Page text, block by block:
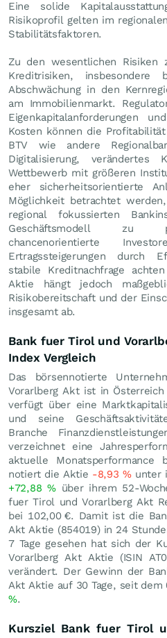
Eine solide
Risikoprofil gelten im
Stabilitätsfaktoren.
Zu den wesentlichen Risiken
Kreditrisiken, insbesondere
Abschwächung in den
am Immobilienmarkt.
Eigenkapitalanforderungen
Kosten können die
BTV wie andere
Digitalisierung, verändertes
Wettbewerb mit größeren
eher sicherheitsorientierte
Möglichkeit betrachtet
regional fokussierten
Geschäftsmodell zu
chancenorientierte
Ertragssteigerungen durch
stabile Kreditnachfrage
Aktie hängt jedoch
Risikobereitschaft und der
insgesamt ab.
Bank fuer Tirol und
Index Vergleich
Das börsennotierte
Vorarlberg Akt ist in
verfügt über eine
und seine
Branche
verzeichnet eine
aktuelle Monatsperformance
notiert die Aktie -8,93 %unter
+72,88%über ihrem 52-
fuer Tirol und Vorarlberg Akt
bei 102,00 €. Damit ist die
Akt Aktie (854019) in 24
7 Tage gesehen hat sich der
Vorarlberg Akt Aktie (ISIN
verändert. Der Gewinn der
Akt Aktie auf 30 Tage, seit dem
%.
Kursziel Bank fuer Tirol